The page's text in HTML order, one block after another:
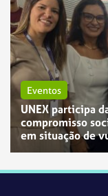
Eventos
UNEX participa
compromisso
em situação de